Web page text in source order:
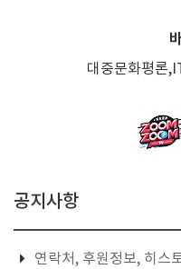
대중문화평론
공지사항
연락처, 후원정보, 히스